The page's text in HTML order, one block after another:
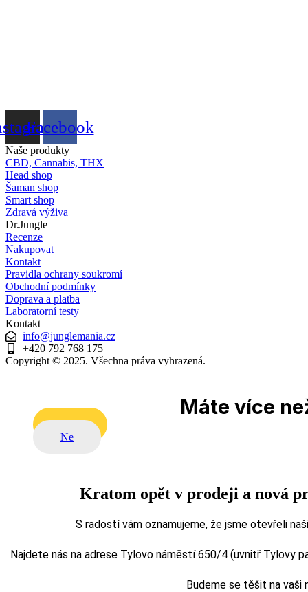
Facebook
Naše produkty
CBD, Cannabis, THX
Head shop
Šaman shop
Smart shop
Zdravá výživa
Dr.Jungle
Recenze
Nakupovat
Kontakt
Pravidla ochrany soukromí
Obchodní podmínky
Doprava a platba
Laboratorní testy
Kontakt
info@junglemania.cz
+420 792 768 175
Copyright © 2025. Všechna práva vyhrazená.
Máte více
Ne
Kratom opět v prodeji a nová
S radostí vám oznamujeme, že jsme otevřeli
Najdete nás na adrese Tylovo náměstí 650/4 (uvnitř Tylovy
Budeme se těšit na vaši